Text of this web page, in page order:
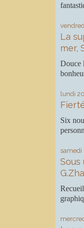
La
mer,
Douce
lundi 20
Six
samedi
Sous